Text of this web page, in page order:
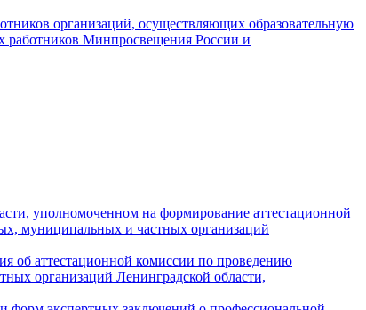
организаций, осуществляющих образовательную
работников Минпросвещения России и
уполномоченном на формирование аттестационной
муниципальных и частных организаций
об аттестационной комиссии по проведению
организаций Ленинградской области,